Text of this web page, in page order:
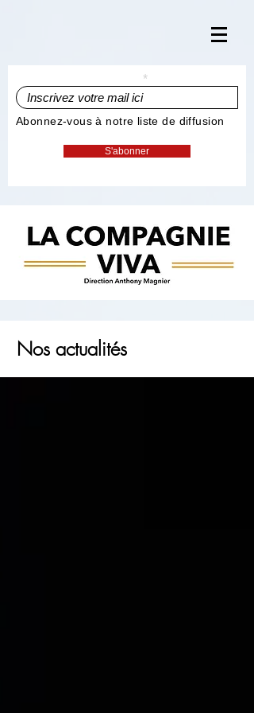
Abonnez-vous à notre liste de diffusion
S'abonner
Nos actualités